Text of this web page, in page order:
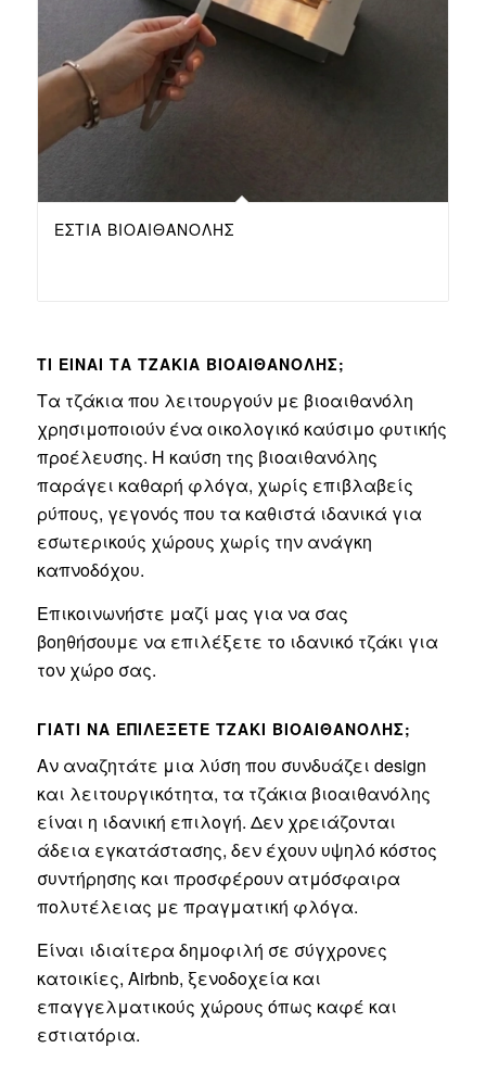
ΕΣΤΊΑ ΒΙΟΑΙΘΑΝΌΛΗΣ
ΤΙ ΕΊΝΑΙ ΤΑ ΤΖΆΚΙΑ ΒΙΟΑΙΘΑΝΌΛΗΣ;
Τα τζάκια που λειτουργούν με βιοαιθανόλη
χρησιμοποιούν ένα οικολογικό καύσιμο φυτικής
προέλευσης. Η καύση της βιοαιθανόλης
παράγει καθαρή φλόγα, χωρίς επιβλαβείς
ρύπους, γεγονός που τα καθιστά ιδανικά για
εσωτερικούς χώρους χωρίς την ανάγκη
καπνοδόχου.
Επικοινωνήστε μαζί μας για να σας
βοηθήσουμε να επιλέξετε το ιδανικό τζάκι για
τον χώρο σας.
ΓΙΑΤΊ ΝΑ ΕΠΙΛΈΞΕΤΕ ΤΖΆΚΙ ΒΙΟΑΙΘΑΝΌΛΗΣ;
Αν αναζητάτε μια λύση που συνδυάζει design
και λειτουργικότητα, τα τζάκια βιοαιθανόλης
είναι η ιδανική επιλογή. Δεν χρειάζονται
άδεια εγκατάστασης, δεν έχουν υψηλό κόστος
συντήρησης και προσφέρουν ατμόσφαιρα
πολυτέλειας με πραγματική φλόγα.
Είναι ιδιαίτερα δημοφιλή σε σύγχρονες
κατοικίες, Airbnb, ξενοδοχεία και
επαγγελματικούς χώρους όπως καφέ και
εστιατόρια.